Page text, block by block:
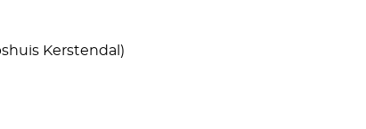
Kerstendal)